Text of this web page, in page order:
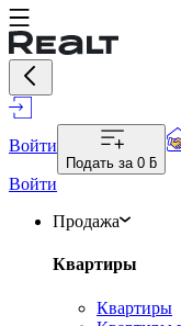
Войти
Подать за 0 ƃ
Войти
Продажа
Квартиры
Квартиры